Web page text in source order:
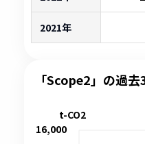
2021年
「Scope2」の過
16,000
t-CO2